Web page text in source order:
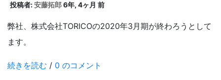
投稿者:安藤拓郎6年, 4ヶ月 前
弊社、株式会社TORICOの2020年3月期が終わろうとして
ます。
続きを読む / 0 のコメント